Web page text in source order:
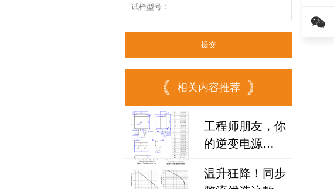
相关内容推荐
工程师朋友，你
的逆变电源
吗？试试国产
温升狂降！同步
